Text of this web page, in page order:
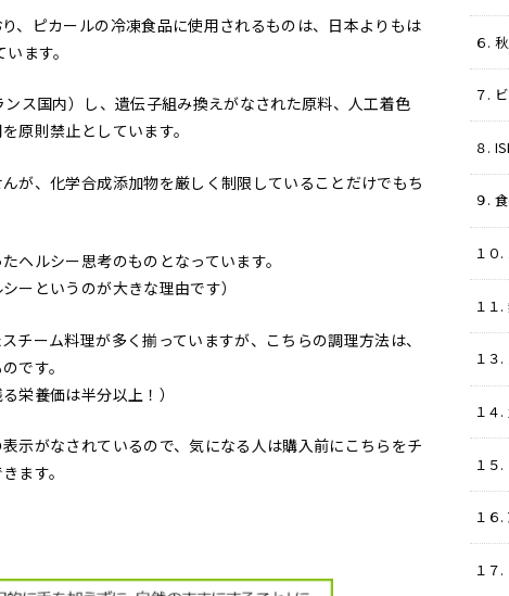
、ピカールの冷凍食品に使用されるものは、日本よりもは
ます。
ス国内）し、遺伝子組み換えがなされた原料、人工着色
原則禁止としています。
が、化学合成添加物を厳しく制限していることだけでもち
ヘルシー思考のものとなっています。
ーというのが大きな理由です）
チーム料理が多く揃っていますが、こちらの調理方法は、
です。
栄養価は半分以上！）
示がなされているので、気になる人は購入前にこちらをチ
ます。
６.
７.
８.
９.
１０
１１
１３
１４
１５
１６
１７